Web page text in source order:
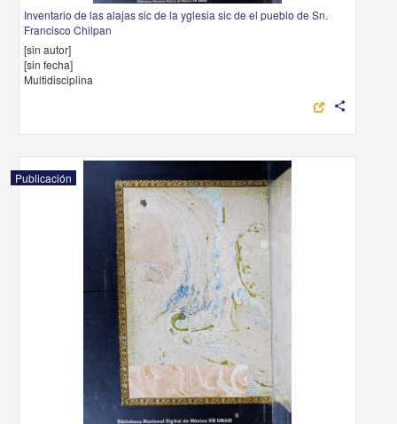
Inventario de las alajas sic de la yglesia sic de el pueblo de Sn.
Francisco Chilpan
[sin autor]
[sin fecha]
Multidisciplina
share
Publicación